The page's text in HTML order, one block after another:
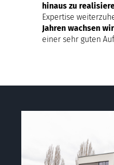
hinaus zu
Expertise
Jahren wachsen
einer sehr guten